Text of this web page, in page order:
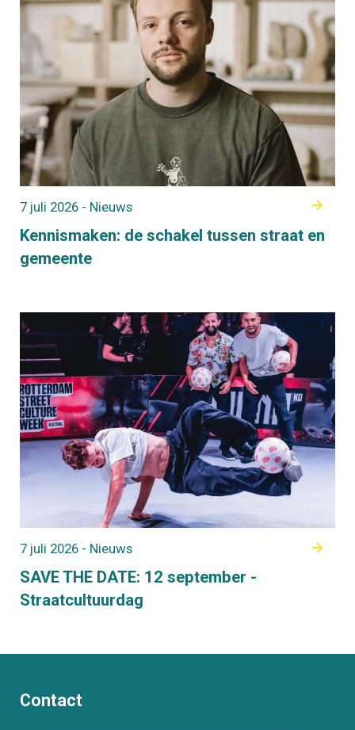
Kennismaken: de schakel tussen straat en
gemeente
7 juli 2026 - Nieuws
SAVE THE DATE: 12 september -
Straatcultuurdag
7 juli 2026 - Nieuws
Contact